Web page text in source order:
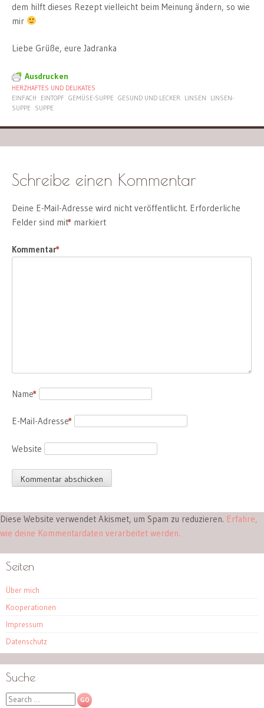
dem hilft dieses Rezept vielleicht beim Meinung ändern, so wie
mir
Liebe Grüße, eure Jadranka
Ausdrucken
HERZHAFTES UND DELIKATES
EINFACH
EINTOPF GEMÜSE-SUPPE GESUND UND LECKER LINSEN
LINSEN-
SUPPE
SUPPE
Schreibe einen Kommentar
Deine E-Mail-Adresse wird nicht veröffentlicht. Erforderliche
Felder sind mit
* markiert
Kommentar
*
Name
*
E-Mail-Adresse
*
Website
Diese Website verwendet Akismet, um Spam zu reduzieren. Erfahre,
wie deine Kommentardaten verarbeitet werden.
Seiten
Über mich
Kooperationen
Impressum
Datenschutz
Suche
Search